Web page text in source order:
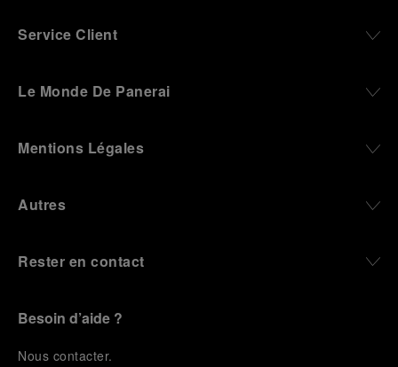
Service Client
Le Monde De Panerai
Mentions Légales
Autres
Rester en contact
Besoin d’aide ?
Nous contacter.